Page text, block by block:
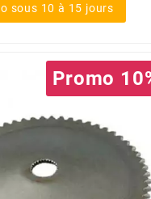
sous 10 à 15 jours
Promo